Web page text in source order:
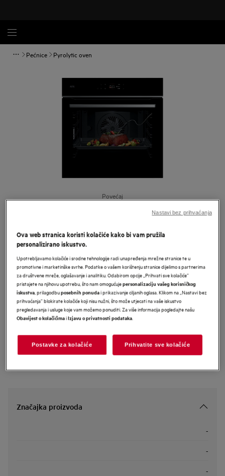
Pećnice Pyrolytic oven
Povećaj
OS6PB631AB
AEG 7000 MealAssist ugradbena
pećnica
Informacijski list proizvoda
2023/988 navedeni su u poglavljima 1 i 2 korisničkog priručnika.
Za sigurno korištenje proizvoda pročitajte cijeli korisnički
priručnik.
Značajka proizvoda
-
-
-
Ova web stranica koristi kolačiće kako bi vam pružila
personalizirano iskustvo.
Upotrebljavamo kolačiće i srodne tehnologije radi unapređenja mrežne stranice te u
promotivne i marketinške svrhe. Podatke o vašem korištenju stranice dijelimo s partnerima
za društvene mreže, oglašavanje i analitiku. Odabirom opcije „Prihvati sve kolačiće”
pristajete na njihovu upotrebu, što nam omogućujepersonalizaciju vašeg korisničkog
iskustva, prilagodbuposebnih ponudai prikazivanje ciljanih oglasa. Klikom na „Nastavi bez
prihvaćanja” blokirate kolačiće koji nisu nužni, što može utjecati na vaše iskustvo
pregledavanja i usluge koje vam možemo ponuditi. Za više informacija pogledajte našu
Obavijest o kolačićimaiIzjavu o privatnosti podataka.
Postavke za kolačiće Prihvatite sve kolačiće
Nastavi bez prihvaćanja